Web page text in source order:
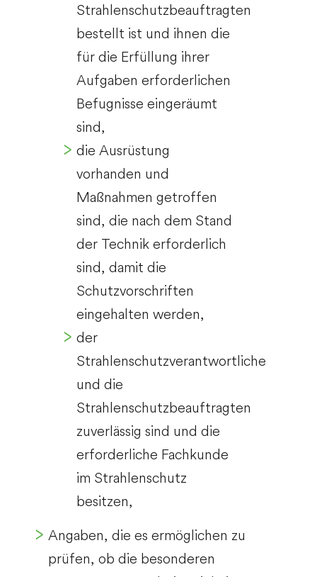
Strahlenschutzbeauftragten
bestellt ist und ihnen die
für die Erfüllung ihrer
Aufgaben erforderlichen
Befugnisse eingeräumt
sind,
die Ausrüstung
vorhanden und
Maßnahmen getroffen
sind, die nach dem Stand
der Technik erforderlich
sind, damit die
Schutzvorschriften
eingehalten werden,
der
Strahlenschutzverantwortliche
und die
Strahlenschutzbeauftragten
zuverlässig sind und die
erforderliche Fachkunde
im Strahlenschutz
besitzen,
Angaben, die es ermöglichen zu
prüfen, ob die besonderen